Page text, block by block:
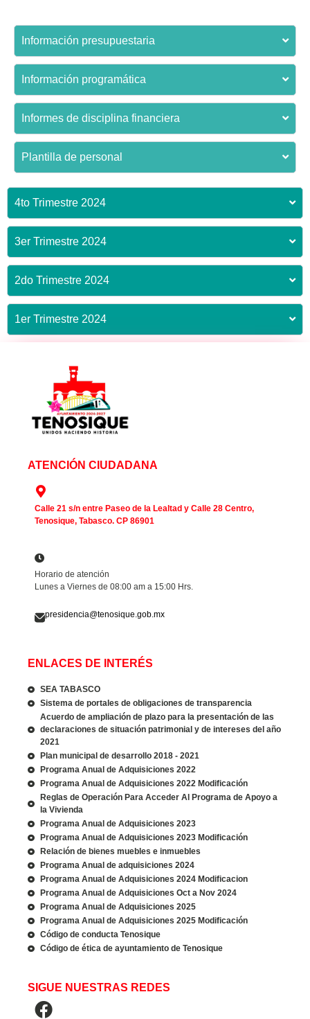
Información presupuestaria
Información programática
Informes de disciplina financiera
Plantilla de personal
4to Trimestre 2024
3er Trimestre 2024
2do Trimestre 2024
1er Trimestre 2024
ATENCIÓN CIUDADANA
Calle 21 s/n entre Paseo de la Lealtad y Calle 28 Centro,
Tenosique, Tabasco. CP 86901
Horario de atención
Lunes a Viernes de 08:00 am a 15:00 Hrs.
presidencia@tenosique.gob.mx
ENLACES DE INTERÉS
SEA TABASCO
Sistema de portales de obligaciones de transparencia
Acuerdo de ampliación de plazo para la presentación de las
declaraciones de situación patrimonial y de intereses del año
2021
Plan municipal de desarrollo 2018 - 2021
Programa Anual de Adquisiciones 2022
Programa Anual de Adquisiciones 2022 Modificación
Reglas de Operación Para Acceder Al Programa de Apoyo a
la Vivienda
Programa Anual de Adquisiciones 2023
Programa Anual de Adquisiciones 2023 Modificación
Relación de bienes muebles e inmuebles
Programa Anual de adquisiciones 2024
Programa Anual de Adquisiciones 2024 Modificacion
Programa Anual de Adquisiciones Oct a Nov 2024
Programa Anual de Adquisiciones 2025
Programa Anual de Adquisiciones 2025 Modificación
Código de conducta Tenosique
Código de ética de ayuntamiento de Tenosique
SIGUE NUESTRAS REDES